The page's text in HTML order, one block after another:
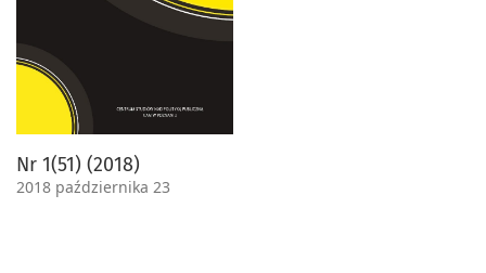
Nr 1(51) (2018)
2018 października 23